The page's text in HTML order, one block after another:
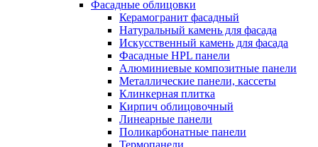
Фасадные облицовки
Керамогранит фасадный
Натуральный камень для фасада
Искусственный камень для фасада
Фасадные HPL панели
Алюминиевые композитные панели
Металлические панели, кассеты
Клинкерная плитка
Кирпич облицовочный
Линеарные панели
Поликарбонатные панели
Термопанели